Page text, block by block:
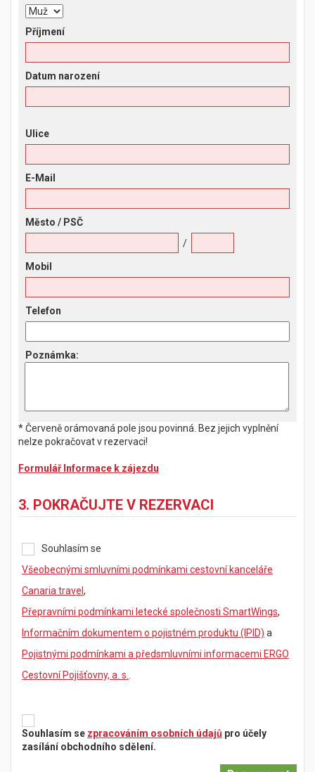
Příjmení
Datum narození
Ulice
E-Mail
Město / PSČ
/
Mobil
Telefon
Poznámka:
* Červeně orámovaná pole jsou povinná. Bez jejich vyplnění
nelze pokračovat v rezervaci!
Formulář Informace k zájezdu
3. POKRAČUJTE V REZERVACI
Souhlasím se
Všeobecnými smluvními podmínkami cestovní kanceláře
Canaria travel ,
Přepravními podmínkami letecké společnosti SmartWings,
Informačním dokumentem o pojistném produktu (IPID) a
Pojistnými podmínkami a předsmluvními informacemi ERGO
Cestovní Pojišťovny, a. s.
Souhlasím se zpracováním osobních údajů pro účely
zasílání obchodního sdělení.